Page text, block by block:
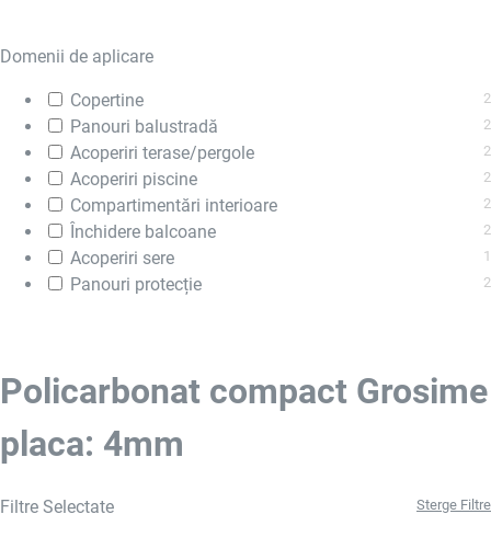
Domenii de aplicare
Copertine 2
Panouri balustradă 2
Acoperiri terase/pergole 2
Acoperiri piscine 2
Compartimentări interioare 2
Închidere balcoane 2
Acoperiri sere 1
Panouri protecție 2
Policarbonat compact Grosime
placa: 4mm
Filtre Selectate Sterge Filtre